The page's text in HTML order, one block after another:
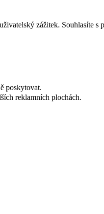
zážitek. Souhlasíte s
poskytovat.
reklamních plochách.